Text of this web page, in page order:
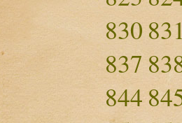
830
837
844